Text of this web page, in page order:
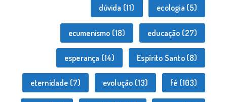
dúvida (11) ecologia (5)
ecumenismo (18) educação (27)
esperança (14) Espírito Santo(8)
eternidade (7) evolução (13) fé (103)